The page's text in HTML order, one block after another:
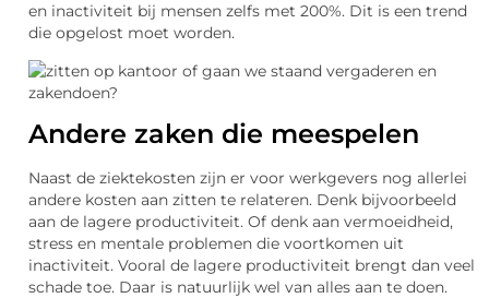
en inactiviteit bij mensen zelfs met 200%. Dit is een trend
die opgelost moet worden.
Andere zaken die meespelen
Naast de ziektekosten zijn er voor werkgevers nog allerlei
andere kosten aan zitten te relateren. Denk bijvoorbeeld
aan de lagere productiviteit. Of denk aan vermoeidheid,
stress en mentale problemen die voortkomen uit
inactiviteit. Vooral de lagere productiviteit brengt dan veel
schade toe. Daar is natuurlijk wel van alles aan te doen.